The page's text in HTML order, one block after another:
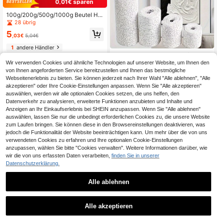
0,01€ sparen
100g/200g/500g/1000g Beutel Har
z-Hochdichte Gips-Pulver, DIY Sku
lptur Form, Vasenherstellung Gussm
aterial, Eimer verpacktes Gips-Pulv
28 übrig
5 ,03€ 5,04€
1andere Händler
EELHOE 1 Set/3D Handform-Klonp
ulver, geeignet für Paare und Famili
Weiße Gips-Bandage Rolle für Kuns
tprojekte, Bauchformung, Maskenh
erstellung, Skulpturen, Körperformu
ng, Bastelarbeiten, Landschaftsmal
erei Strukturen und mehr
3,68€ -2% 3,78€
3andere Händler
Wir verwenden Cookies und ähnliche Technologien auf unserer Website, um Ihnen den
von Ihnen angeforderten Service bereitzustellen und Ihnen das bestmögliche
Webseitenerlebnis zu bieten. Sie können jederzeit nach Ihrer Wahl "Alle ablehnen", "Alle
akzeptieren" oder Ihre Cookie-Einstellungen anpassen. Wenn Sie "Alle akzeptieren"
auswählen, werden wir alle optionalen Cookies setzen, die uns helfen, den
Datenverkehr zu analysieren, erweiterte Funktionen anzubieten und Inhalte und
Anzeigen an Ihr Einkaufserlebnis bei SHEIN anzupassen. Wenn Sie "Alle ablehnen"
auswählen, lassen Sie nur die unbedingt erforderlichen Cookies zu, die unsere Website
zum Laufen bringen. Sie können diese in den Browsereinstellungen deaktivieren, was
jedoch die Funktionalität der Website beeinträchtigen kann. Um mehr über die von uns
verwendeten Cookies zu erfahren und Ihre optionalen Cookie-Einstellungen
anzupassen, wählen Sie bitte "Cookies verwalten". Weitere Informationen darüber, wie
wir die von uns erfassten Daten verarbeiten, finden Sie in unserer
Datenschutzerklärung.
Alle ablehnen
Alle akzeptieren